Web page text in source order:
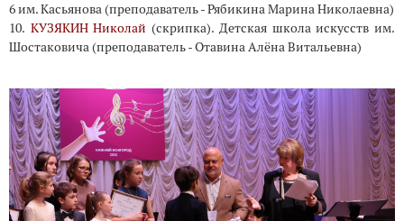
6 им. Касьянова (преподаватель - Рябикина Марина Николаевна)
10. КУЗЯКИН Николай (скрипка). Детская школа искусств им.
Шостаковича (преподаватель - Отавина Алёна Витальевна)